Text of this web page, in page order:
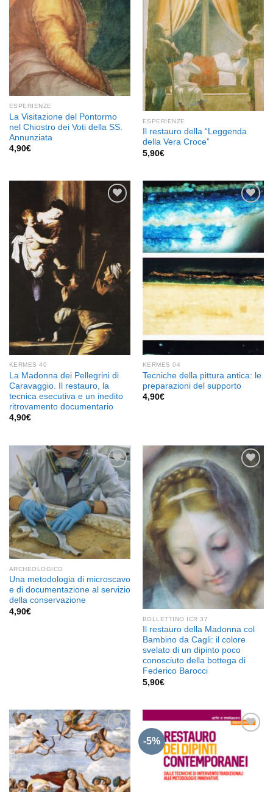
ESPERIENZE
La Visitazione del Pontormo
nel Chiostro dei Voti della SS.
Annunziata
4,90€
ESPERIENZE
Il restauro della “Leggenda
della Vera Croce”
5,90€
Aggiungi
dei
desideri
KERMES 40
La Madonna dei Pellegrini di
Caravaggio. Il restauro, la
tecnica esecutiva e un inedito
ritrovamento documentario
4,90€
Aggiungi
alla lista
dei
desideri
KERMES 04
Tecniche della pittura antica: le
preparazioni del supporto
4,90€
Aggiungi
alla lista
dei
desideri
ARCHEOLOGICO
Una metodologia di microscavo
e di documentazione al servizio
della conservazione
4,90€
Aggiungi
alla lista
desideri
BOLLETTINO ICR 37
Il restauro della Madonna col
Bambino da Cagli: il colore
svelato di un dipinto poco
conosciuto della bottega di
Federico Barocci
5,90€
Aggiungi
alla lista
dei
desideri
-5%
Aggiungi
alla lista